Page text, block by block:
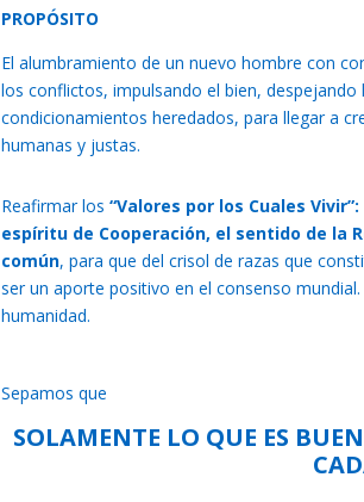
PROPÓSITO
El alumbramiento de un nuevo hombre con
los conflictos, impulsando el bien,
condicionamientos heredados, para llegar a
humanas y justas.
Reafirmar los “Valores por los Cuales
espíritu de Cooperación, el sentido de la
común, para que del crisol de razas que
ser un aporte positivo en el consenso
humanidad.
Sepamos que
SOLAMENTE LO QUE ES